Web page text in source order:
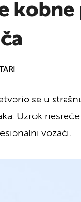
kobne
se u
Uzrok
vozači.